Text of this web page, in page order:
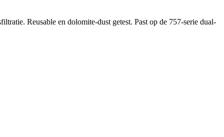
Reusable en dolomite-dust getest. Past op de 757-serie dual-